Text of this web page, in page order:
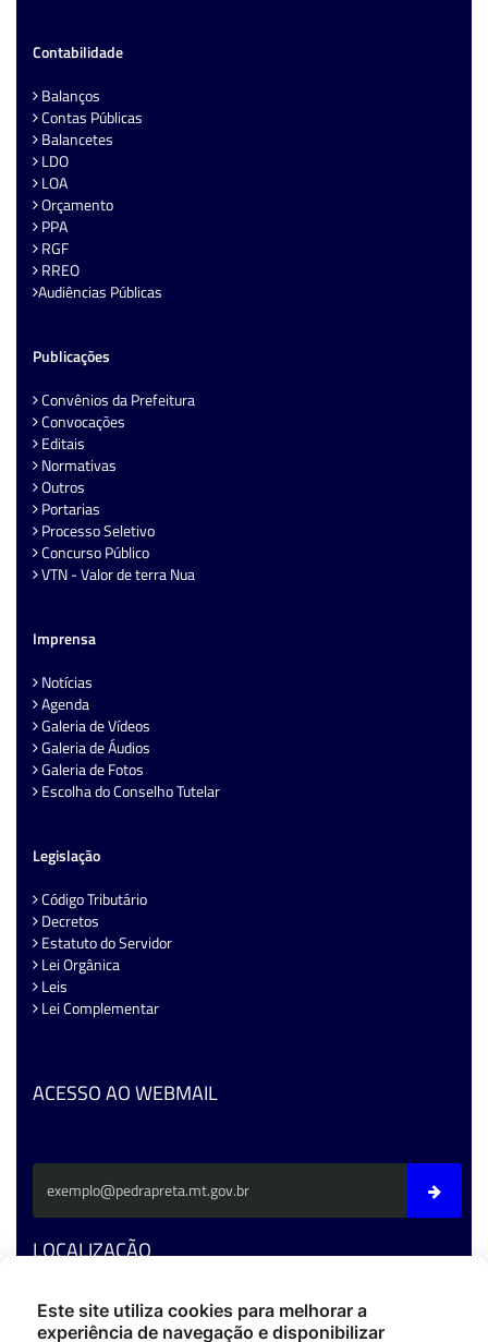
Contabilidade
Balanços
Contas Públicas
Balancetes
LDO
LOA
Orçamento
PPA
RGF
RREO
Audiências Públicas
Publicações
Convênios da Prefeitura
Convocações
Editais
Normativas
Outros
Portarias
Processo Seletivo
Concurso Público
VTN - Valor de terra Nua
Imprensa
Notícias
Agenda
Galeria de Vídeos
Galeria de Áudios
Galeria de Fotos
Escolha do Conselho Tutelar
Legislação
Código Tributário
Decretos
Estatuto do Servidor
Lei Orgânica
Leis
Lei Complementar
ACESSO AO WEBMAIL
LOCALIZAÇÃO
Av. Fernando C. Da Costa - CEP: 78795-000 - Pedra Preta/MT
Fone: (66) 3486-4400
Este site utiliza cookies para melhorar a
experiência de navegação e disponibilizar